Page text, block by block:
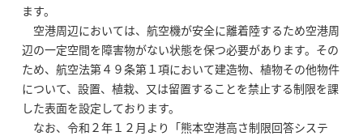
ます。
空港周辺においては、航空機が安全に離着陸するため空港周
辺の一定空間を障害物がない状態を保つ必要があります。その
ため、航空法第４９条第１項において建造物、植物その他物件
について、設置、植栽、又は留置することを禁止する制限を課
した表面を設定しております。
なお、令和２年１２月より「熊本空港高さ制限回答システ